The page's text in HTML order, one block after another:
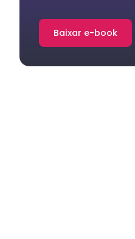
Baixar e-book